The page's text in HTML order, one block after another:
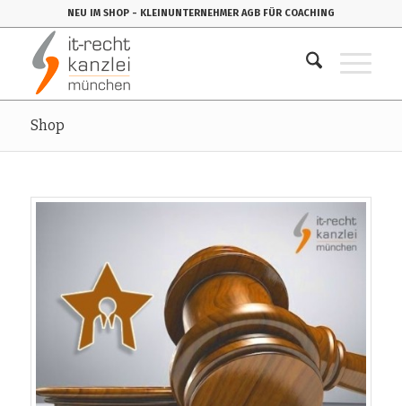
NEU IM SHOP - KLEINUNTERNEHMER AGB FÜR COACHING
Shop